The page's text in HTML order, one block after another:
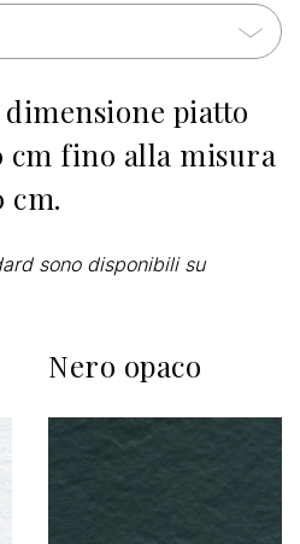
piatto
cm fino alla misura
cm.
sono disponibili su
Nero opaco